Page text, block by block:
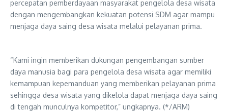
percepatan pemberdayaan masyarakat pengelola desa wisata
dengan mengembangkan kekuatan potensi SDM agar mampu
menjaga daya saing desa wisata melalui pelayanan prima.
“Kami ingin memberikan dukungan pengembangan sumber
daya manusia bagi para pengelola desa wisata agar memiliki
kemampuan kepemanduan yang memberikan pelayanan prima
sehingga desa wisata yang dikelola dapat menjaga daya saing
di tengah munculnya kompetitor,” ungkapnya. (*/ARM)